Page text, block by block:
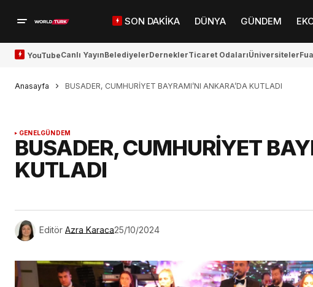
SON DAKİKA DÜNYA GÜNDEM
YouTubeCanlı YayınBelediyelerDerneklerTicaret OdalarıÜniversiteler
Anasayfa BUSADER, CUMHURİYET BAYRAMI’NI ANKARA’DA KUTLADI
GENELGÜNDEM
BUSADER, CUMHURİYET
KUTLADI
Editör Azra Karaca25/10/2024